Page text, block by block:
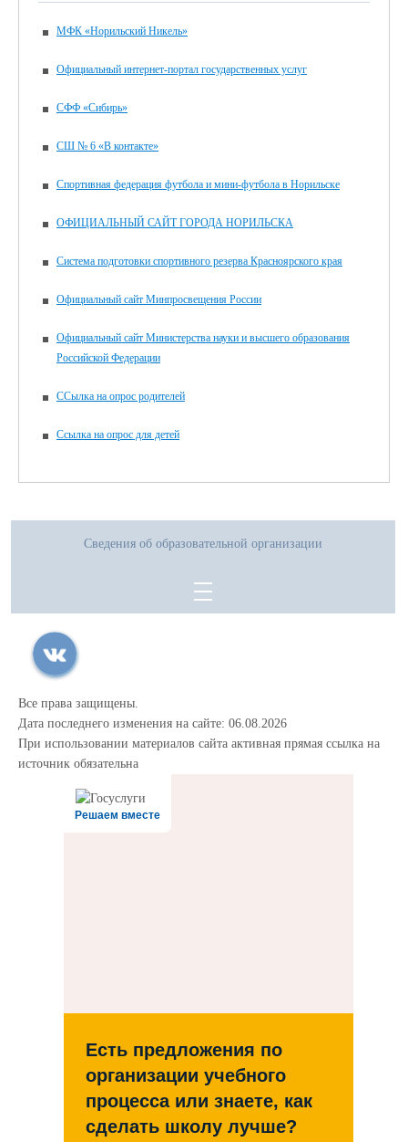
МФК «Норильский Никель»
Официальный интернет-портал государственных услуг
СФФ «Сибирь»
СШ № 6 «В контакте»
Спортивная федерация футбола и мини-футбола в Норильске
ОФИЦИАЛЬНЫЙ САЙТ ГОРОДА НОРИЛЬСКА
Система подготовки спортивного резерва Красноярского края
Официальный сайт Минпросвещения России
Официальный сайт Министерства науки и высшего образования
Российской Федерации
ССылка на опрос родителей
Ссылка на опрос для детей
Сведения об образовательной организации
Все права защищены.
Дата последнего изменения на сайте: 06.08.2026
При использовании материалов сайта активная прямая ссылка на
источник обязательна
Решаем вместе
Есть предложения по
организации учебного
процесса или знаете, как
сделать школу лучше?